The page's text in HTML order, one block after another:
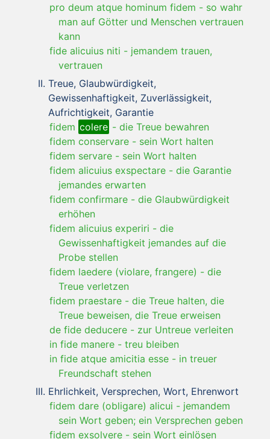
pro deum atque hominum fidem - so wahr
man auf Götter und Menschen vertrauen
kann
fide alicuius niti - jemandem trauen,
vertrauen
Treue, Glaubwürdigkeit,
Gewissenhaftigkeit, Zuverlässigkeit,
Aufrichtigkeit, Garantie
fidem colere - die Treue bewahren
fidem conservare - sein Wort halten
fidem servare - sein Wort halten
fidem alicuius exspectare - die Garantie
jemandes erwarten
fidem confirmare - die Glaubwürdigkeit
erhöhen
fidem alicuius experiri - die
Gewissenhaftigkeit jemandes auf die
Probe stellen
fidem laedere (violare, frangere) - die
Treue verletzen
fidem praestare - die Treue halten, die
Treue beweisen, die Treue erweisen
de fide deducere - zur Untreue verleiten
in fide manere - treu bleiben
in fide atque amicitia esse - in treuer
Freundschaft stehen
Ehrlichkeit, Versprechen, Wort, Ehrenwort
fidem dare (obligare) alicui - jemandem
sein Wort geben; ein Versprechen geben
fidem exsolvere - sein Wort einlösen